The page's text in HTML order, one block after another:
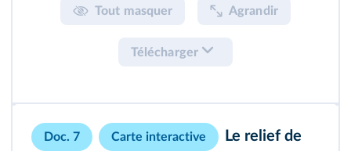
Tout masquer Agrandir
Télécharger
Doc. 7 Carte interactive
Le relief de